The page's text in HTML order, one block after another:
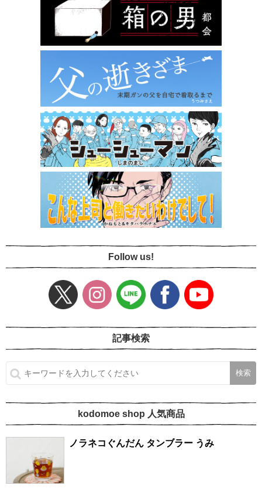
Follow us!
記事検索
kodomoe shop 人気商品
ノラネコぐんだん タンブラー うみ